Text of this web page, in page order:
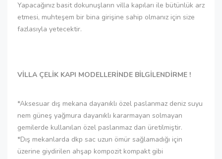
Yapacağınız basit dokunuşların villa kapıları ile bütünlük arz
etmesi, muhteşem bir bina girişine sahip olmanız için size
fazlasıyla yetecektir.
VİLLA ÇELİK KAPI MODELLERİNDE BİLGİLENDİRME !
*Aksesuar dış mekana dayanıklı özel paslanmaz deniz suyu
nem güneş yağmura dayanıklı kararmayan solmayan
gemilerde kullanılan özel paslanmaz dan üretilmiştir.
*Dış mekanlarda dkp sac uzun ömür sağlamadığı için
üzerine giydirilen ahşap kompozit kompakt gibi